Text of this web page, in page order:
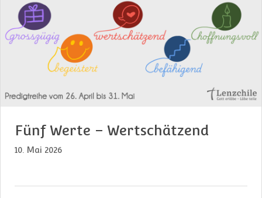
Fünf Werte – Wertschätzend
10. Mai 2026